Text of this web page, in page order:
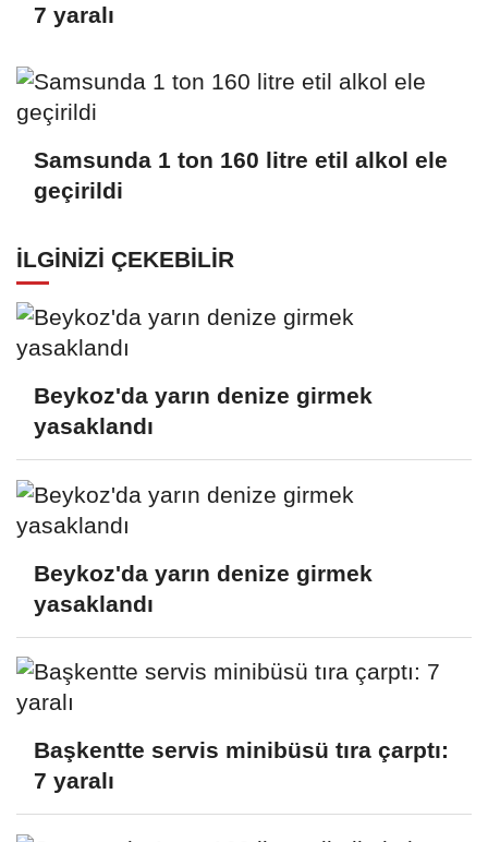
7 yaralı
Samsunda 1 ton 160 litre etil alkol ele
geçirildi
İLGINIZI ÇEKEBILIR
Beykoz'da yarın denize girmek
yasaklandı
Beykoz'da yarın denize girmek
yasaklandı
Başkentte servis minibüsü tıra çarptı:
7 yaralı